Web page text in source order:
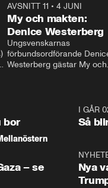
AVSNITT 11 •4 JUNI
My och makten:
Denice Westerberg
Ungsvenskarnas
förbundsordförande
Westerberg gästar My och
bor
I GÅR
Så
– se
Nya